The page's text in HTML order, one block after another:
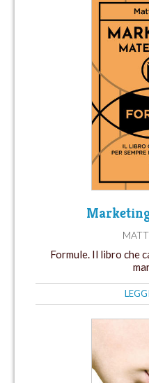
Formule. Il libro che